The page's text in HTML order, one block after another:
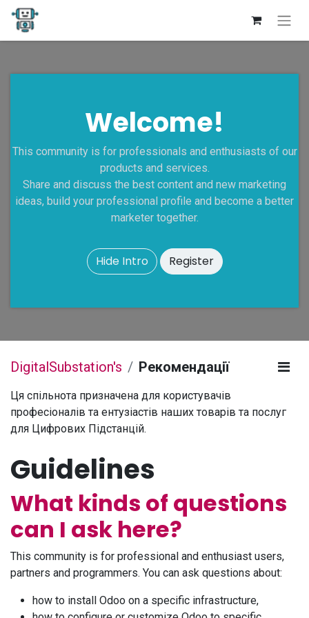
Welcome!
This community is for professionals and enthusiasts of our
products and services.
Share and discuss the best content and new marketing
ideas, build your professional profile and become a better
marketer together.
Hide Intro Register
DigitalSubstation's Рекомендації
Ця спільнота призначена для користувачів
професіоналів та ентузіастів наших товарів та послуг
для Цифрових Підстанцій.
Guidelines
What kinds of questions
can I ask here?
This community is for professional and enthusiast users,
partners and programmers. You can ask questions about:
how to install Odoo on a specific infrastructure,